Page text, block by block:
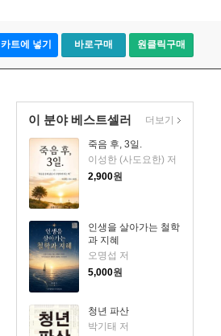
카트에 넣기 바로구매 원클릭구매
이 분야 베스트셀러
죽음 후, 3일.
이성한 (사도요한) 저
2,900원
인생을 살아가는 철학
과 지혜
오명섭 저
5,000원
청년 파산
박기태 저
더보기